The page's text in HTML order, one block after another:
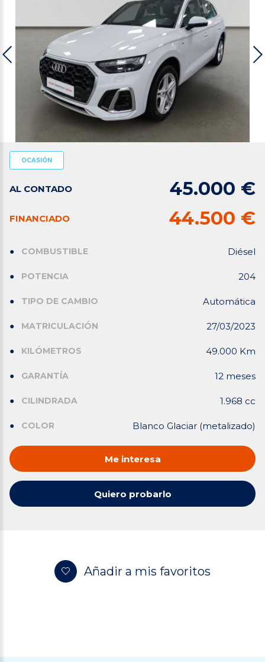
OCASIÓN
AL CONTADO 45.000 €
FINANCIADO 44.500 €
COMBUSTIBLE Diésel
POTENCIA 204
TIPO DE CAMBIO Automática
MATRICULACIÓN 27/03/2023
KILÓMETROS 49.000 Km
GARANTÍA 12 meses
CILINDRADA 1.968 cc
COLOR Blanco Glaciar (metalizado)
Me interesa
Quiero probarlo
Añadir a mis favoritos